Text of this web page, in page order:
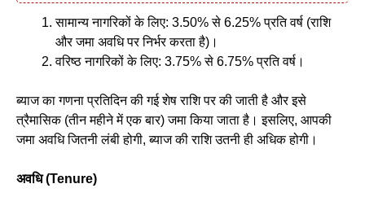
सामान्य नागरिकों के लिए: 3.50% से 6.25% प्रति वर्ष (राशि
और जमा अवधि पर निर्भर करता है)।
वरिष्ठ नागरिकों के लिए: 3.75% से 6.75% प्रति वर्ष।
ब्याज का गणना प्रतिदिन की गई शेष राशि पर की जाती है और इसे
त्रैमासिक (तीन महीने में एक बार) जमा किया जाता है। इसलिए, आपकी
जमा अवधि जितनी लंबी होगी, ब्याज की राशि उतनी ही अधिक होगी।
अवधि (Tenure)